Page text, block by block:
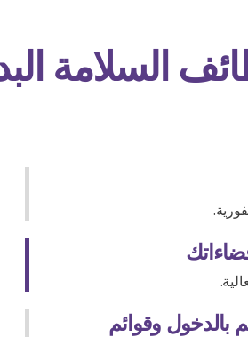
السلامة
وقوائم